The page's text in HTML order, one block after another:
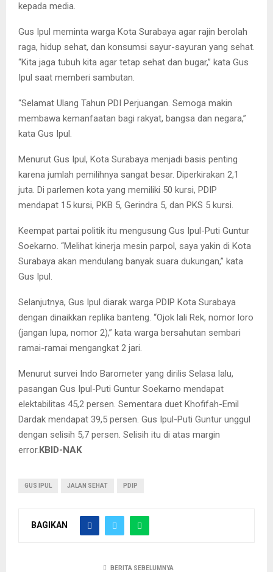
kepada media.
Gus Ipul meminta warga Kota Surabaya agar rajin berolah
raga, hidup sehat, dan konsumsi sayur-sayuran yang sehat.
“Kita jaga tubuh kita agar tetap sehat dan bugar,” kata Gus
Ipul saat memberi sambutan.
“Selamat Ulang Tahun PDI Perjuangan. Semoga makin
membawa kemanfaatan bagi rakyat, bangsa dan negara,”
kata Gus Ipul.
Menurut Gus Ipul, Kota Surabaya menjadi basis penting
karena jumlah pemilihnya sangat besar. Diperkirakan 2,1
juta. Di parlemen kota yang memiliki 50 kursi, PDIP
mendapat 15 kursi, PKB 5, Gerindra 5, dan PKS 5 kursi.
Keempat partai politik itu mengusung Gus Ipul-Puti Guntur
Soekarno. “Melihat kinerja mesin parpol, saya yakin di Kota
Surabaya akan mendulang banyak suara dukungan,” kata
Gus Ipul.
Selanjutnya, Gus Ipul diarak warga PDIP Kota Surabaya
dengan dinaikkan replika banteng. “Ojok lali Rek, nomor loro
(jangan lupa, nomor 2),” kata warga bersahutan sembari
ramai-ramai mengangkat 2 jari.
Menurut survei Indo Barometer yang dirilis Selasa lalu,
pasangan Gus Ipul-Puti Guntur Soekarno mendapat
elektabilitas 45,2 persen. Sementara duet Khofifah-Emil
Dardak mendapat 39,5 persen. Gus Ipul-Puti Guntur unggul
dengan selisih 5,7 persen. Selisih itu di atas margin
error.KBID-NAK
GUS IPUL JALAN SEHAT PDIP
BAGIKAN
BERITA SEBELUMNYA